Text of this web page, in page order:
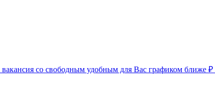
вакансия со свободным удобным для Вас графиком ближе ₽